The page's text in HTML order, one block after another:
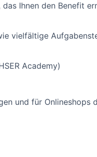
Ihnen den Benefit
vielfältige
Academy)
und für Onlineshops